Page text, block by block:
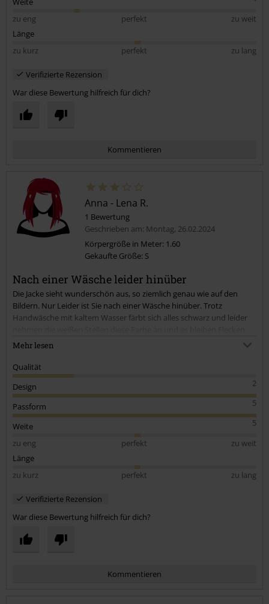
zu eng
perfekt
zu weit
Länge
zu kurz
perfekt zu lang
Verifizierte Rezension
War diese Bewertung hilfreich für dich?
Kommentieren
Kommentar jetzt abschicken!
Anna - Lena R.
1 Bewertung
Geschrieben am: Montag, 26.02.2024
Körpergröße in Meter: 1.60
Gekaufte Größe: S
Nach einer Wäsche leider hinüber
Die Jacke sieht wunderschön aus, so ziemlich genau wie auf den
Bildern. Nur Leider ist Sie nach einer Wäsche hinüber. Trotz
Handwäsche mit kaltem Wasser färbt sich alles schwarz und leider
Für den Preis hätte ich da etwas besseres erwartet. Sehr schade.
Mehr lesen
Qualität
2
Design
5
Passform
5
Weite
zu eng
perfekt
zu weit
Länge
zu kurz
perfekt zu lang
Verifizierte Rezension
War diese Bewertung hilfreich für dich?
Kommentieren